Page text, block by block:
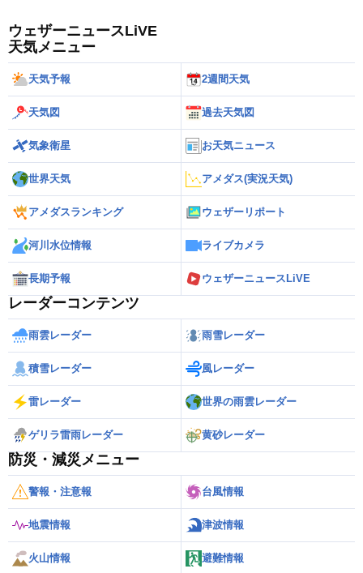
ウェザーニュースLiVE
天気メニュー
天気予報 2週間天気
天気図 過去天気図
気象衛星 お天気ニュース
世界天気 アメダス(実況天気)
アメダスランキング ウェザーリポート
河川水位情報 ライブカメラ
長期予報 ウェザーニュースLiVE
レーダーコンテンツ
雨雲レーダー 雨雪レーダー
積雪レーダー 風レーダー
雷レーダー 世界の雨雲レーダー
ゲリラ雷雨レーダー 黄砂レーダー
防災・減災メニュー
警報・注意報 台風情報
地震情報 津波情報
火山情報 避難情報